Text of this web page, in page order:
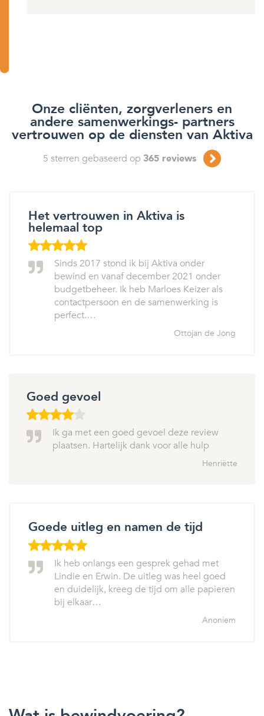
Onze cliënten, zorgverleners en
andere samenwerkings- partners
vertrouwen op de diensten van Aktiva
5 sterren gebaseerd op 365 reviews
Het vertrouwen in Aktiva is
helemaal top
Sinds 2017 stond ik bij Aktiva onder
bewind en vanaf december 2021 onder
budgetbeheer. Ik heb Marloes Keizer als
contactpersoon en de samenwerking is
perfect.…
Ottojan de Jong
Goed gevoel
Ik ga met een goed gevoel deze review
plaatsen. Hartelijk dank voor alle hulp
Henriëtte
Goede uitleg en namen de tijd
Ik heb onlangs een gesprek gehad met
Lindie en Erwin. De uitleg was heel goed
en duidelijk, kreeg de tijd om alle papieren
bij elkaar…
Anoniem